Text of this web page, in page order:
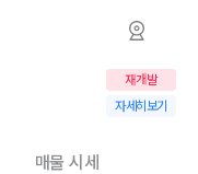
형) 아파트 시세
192세대 아파트로,
, 전세는 6.3천입니다.
경북여자고등학교가 있습
입니다.
인터불고코아시스(
재개발
남산동 · 192세
자세히보기
매물 시세